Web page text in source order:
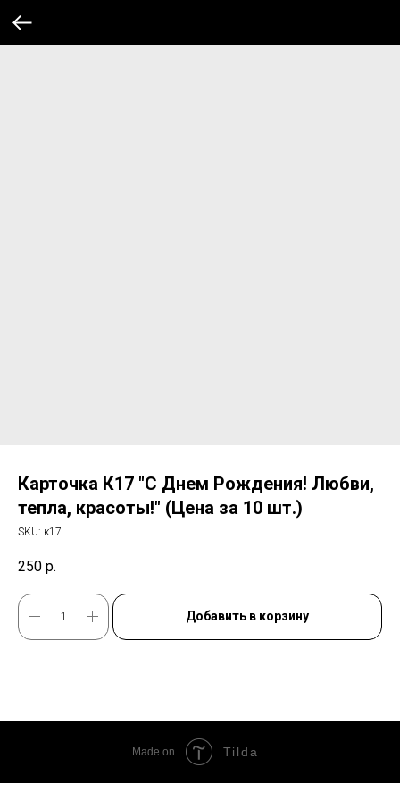
Карточка К17 "С Днем Рождения! Любви,
тепла, красоты!" (Цена за 10 шт.)
SKU: к17
250 р.
Добавить в корзину
Made on Tilda